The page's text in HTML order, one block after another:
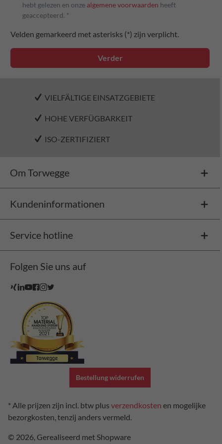
hebt gelezen en onze algemene voorwaarden heeft
geaccepteerd. *
Velden gemarkeerd met asterisks (*) zijn verplicht.
Verder
VIELFÄLTIGE EINSATZGEBIETE
HOHE VERFÜGBARKEIT
ISO-ZERTIFIZIERT
Om Torwegge
Kundeninformationen
Service hotline
Folgen Sie uns auf
Bestellung widerrufen
* Alle prijzen zijn incl. btw plus verzendkosten en mogelijke
bezorgkosten, tenzij anders vermeld.
© 2026, Gerealiseerd met Shopware